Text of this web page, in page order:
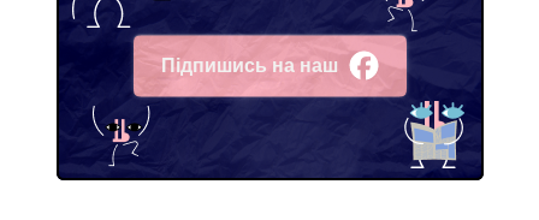
Підпишись на наш
Facebook